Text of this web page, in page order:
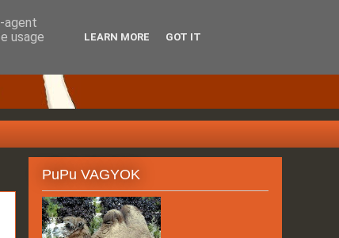
PuPu VAGYOK
agent
usage
LEARN MORE GOT IT